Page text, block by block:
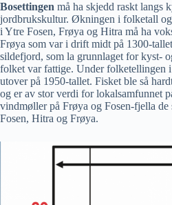
Bosettingen må ha skjedd raskt langs
jordbrukskultur. Økningen i folketall og
i Ytre Fosen, Frøya og Hitra må ha
Frøya som var i drift midt på 1300-
sildefjord, som la grunnlaget for kyst-
folket var fattige. Under folketellingen
utover på 1950-tallet. Fisket ble så
og er av stor verdi for lokalsamfunnet
vindmøller på Frøya og Fosen-fjella
Fosen, Hitra og Frøya.